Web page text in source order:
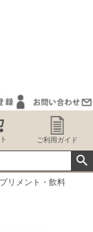
ご利用ガイド
リメント・飲料